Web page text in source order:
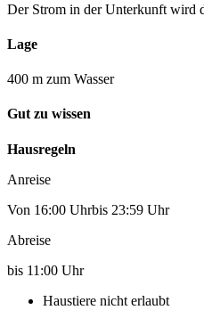
Der Strom in der Unterkunft wird
Lage
400 m zum Wasser
Gut zu wissen
Hausregeln
Anreise
Von 16:00 Uhrbis 23:59 Uhr
Abreise
bis 11:00 Uhr
Haustiere nicht erlaubt